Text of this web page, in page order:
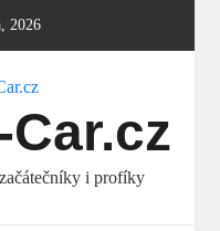
2026
i profíky